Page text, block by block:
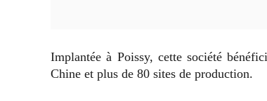
Implantée à Poissy, cette société
Chine et plus de 80 sites de production.